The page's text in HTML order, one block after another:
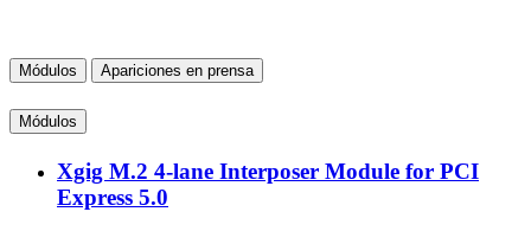
Módulos Apariciones en prensa
Módulos
Xgig M.2 4-lane Interposer Module for PCI
Express 5.0